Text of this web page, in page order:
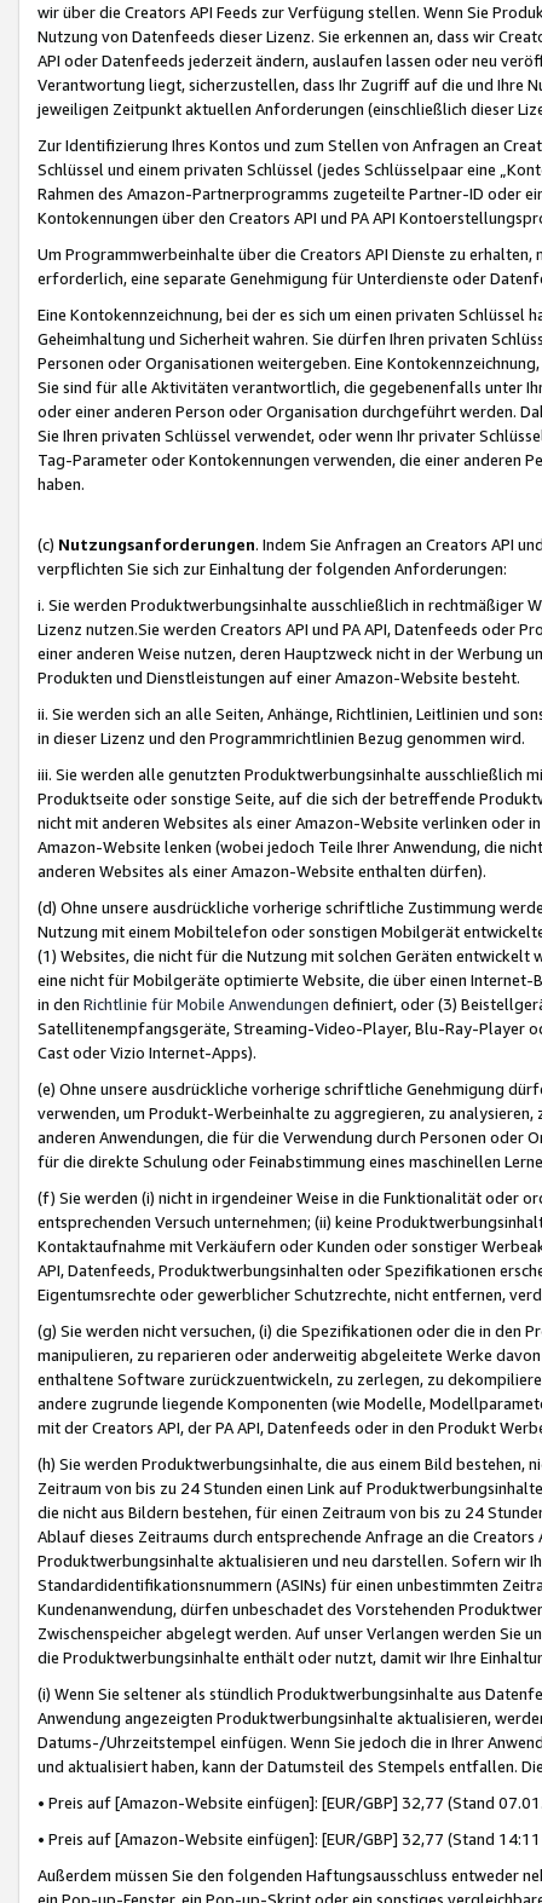
wir über die Creators API Feeds zur Verfügung stellen. Wenn Sie
Nutzung von Datenfeeds dieser Lizenz. Sie erkennen an, dass wir
API oder Datenfeeds jederzeit ändern, auslaufen lassen oder neu
Verantwortung liegt, sicherzustellen, dass Ihr Zugriff auf die und Ihre
jeweiligen Zeitpunkt aktuellen Anforderungen (einschließlich dieser
Zur Identifizierung Ihres Kontos und zum Stellen von Anfragen an
Schlüssel und einem privaten Schlüssel (jedes Schlüsselpaar eine
Rahmen des Amazon-Partnerprogramms zugeteilte Partner-ID oder
Kontokennungen über den Creators API und PA API
Um Programmwerbeinhalte über die Creators API Dienste zu
erforderlich, eine separate Genehmigung für Unterdienste oder
Eine Kontokennzeichnung, bei der es sich um einen privaten
Geheimhaltung und Sicherheit wahren. Sie dürfen Ihren privaten
Personen oder Organisationen weitergeben. Eine
Sie sind für alle Aktivitäten verantwortlich, die gegebenenfalls unter
oder einer anderen Person oder Organisation durchgeführt werden.
Sie Ihren privaten Schlüssel verwendet, oder wenn Ihr privater
Tag-Parameter oder Kontokennungen verwenden, die einer anderen
haben.
(c) Nutzungsanforderungen. Indem Sie Anfragen an Creators API
verpflichten Sie sich zur Einhaltung der folgenden Anforderungen:
i. Sie werden Produktwerbungsinhalte ausschließlich in rechtmäßiger
Lizenz nutzen.Sie werden Creators API und PA API, Datenfeeds oder
einer anderen Weise nutzen, deren Hauptzweck nicht in der Werbung
Produkten und Dienstleistungen auf einer Amazon-Website besteht.
ii. Sie werden sich an alle Seiten, Anhänge, Richtlinien, Leitlinien und
in dieser Lizenz und den Programmrichtlinien Bezug genommen wird.
iii. Sie werden alle genutzten Produktwerbungsinhalte ausschließlich
Produktseite oder sonstige Seite, auf die sich der betreffende
nicht mit anderen Websites als einer Amazon-Website verlinken oder
Amazon-Website lenken (wobei jedoch Teile Ihrer Anwendung, die
anderen Websites als einer Amazon-Website enthalten dürfen).
(d) Ohne unsere ausdrückliche vorherige schriftliche Zustimmung
Nutzung mit einem Mobiltelefon oder sonstigen Mobilgerät
(1) Websites, die nicht für die Nutzung mit solchen Geräten
eine nicht für Mobilgeräte optimierte Website, die über einen
in den Richtlinie für Mobile Anwendungen definiert, oder (3)
Satellitenempfangsgeräte, Streaming-Video-Player, Blu-Ray-Player
Cast oder Vizio Internet-Apps).
(e) Ohne unsere ausdrückliche vorherige schriftliche Genehmigung
verwenden, um Produkt-Werbeinhalte zu aggregieren, zu
anderen Anwendungen, die für die Verwendung durch Personen
für die direkte Schulung oder Feinabstimmung eines maschinellen
(f) Sie werden (i) nicht in irgendeiner Weise in die Funktionalität oder
entsprechenden Versuch unternehmen; (ii) keine
Kontaktaufnahme mit Verkäufern oder Kunden oder sonstiger
API, Datenfeeds, Produktwerbungsinhalten oder Spezifikationen
Eigentumsrechte oder gewerblicher Schutzrechte, nicht entfernen,
(g) Sie werden nicht versuchen, (i) die Spezifikationen oder die in
manipulieren, zu reparieren oder anderweitig abgeleitete Werke
enthaltene Software zurückzuentwickeln, zu zerlegen, zu
andere zugrunde liegende Komponenten (wie Modelle,
mit der Creators API, der PA API, Datenfeeds oder in den Produkt
(h) Sie werden Produktwerbungsinhalte, die aus einem Bild bestehen,
Zeitraum von bis zu 24 Stunden einen Link auf
die nicht aus Bildern bestehen, für einen Zeitraum von bis zu 24
Ablauf dieses Zeitraums durch entsprechende Anfrage an die
Produktwerbungsinhalte aktualisieren und neu darstellen. Sofern wir
Standardidentifikationsnummern (ASINs) für einen unbestimmten
Kundenanwendung, dürfen unbeschadet des Vorstehenden
Zwischenspeicher abgelegt werden. Auf unser Verlangen werden Sie
die Produktwerbungsinhalte enthält oder nutzt, damit wir Ihre
(i) Wenn Sie seltener als stündlich Produktwerbungsinhalte aus
Anwendung angezeigten Produktwerbungsinhalte aktualisieren,
Datums-/Uhrzeitstempel einfügen. Wenn Sie jedoch die in Ihrer
und aktualisiert haben, kann der Datumsteil des Stempels entfallen.
• Preis auf [Amazon-Website einfügen]: [EUR/GBP] 32,77 (Stand
• Preis auf [Amazon-Website einfügen]: [EUR/GBP] 32,77 (Stand
Außerdem müssen Sie den folgenden Haftungsausschluss entweder
ein Pop-up-Fenster, ein Pop-up-Skript oder ein sonstiges